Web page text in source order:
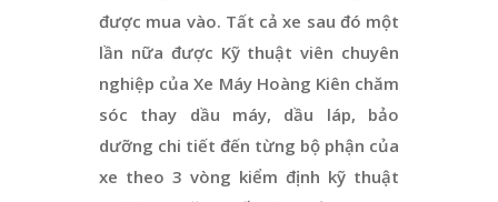
được mua vào. Tất cả xe sau đó một
lần nữa được Kỹ thuật viên chuyên
nghiệp của Xe Máy Hoàng Kiên chăm
sóc thay dầu máy, dầu láp, bảo
dưỡng chi tiết đến từng bộ phận của
xe theo 3 vòng kiểm định kỹ thuật